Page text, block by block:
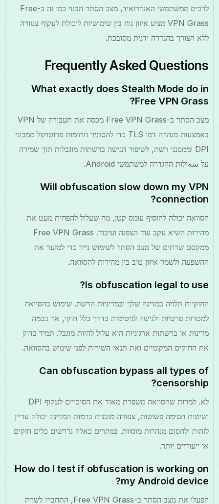
לרבים ממשתמשי האנדרואיד, מצב הסתר הבנוי כמו זה ב-Free
VPN Grass מציע איזון נוח בין שימושיות ליכולת לעקוף צנזורה
ללא הצורך בהגדרה ידנית מסובכת.
Frequently Asked Questions
What exactly does Stealth Mode do in
Free VPN Grass?
מצב הסתר ב-Free VPN Grass מכסה את תעבורה של VPN
באמצעות מנהרה דמו TLS כדי להסתיר חתימות פרוטוקול ממכוני
DPI וממסנני רשת, לשיפור הגישה ברשתות מוגבלות תוך שמירה
על سهילות ההגדרה למשתמשי Android.
Will obfuscation slow down my VPN
connection?
הסוואה יכולה להוסיף עומס קטן, מה שעלול להפחית מעט את
מהירות השיא עקב עוד הצפנה ועיבוד. Free VPN Grass
ממקסם שרתים של מצב הסתר לשימוש נייד כדי למזער את
ההשפעה ולשמר איזון טוב בין מהירות להסוואה.
Is obfuscation legal to use?
החוקיות תלויה במדינה שלך ובמדיניות הרשת. שימוש בהסוואה
למטרות פרטיות ולגישה לגיטימית בדרך כלל חוקי, אך בכמה
מדינות או ברשתות ארגוניות הוא עלול להיות מוגבל. תמיד בדוק
את החוקים המקומיים ואת תנאי השירות לפני שימוש בהסוואה.
Can obfuscation bypass all types of
censorship?
לא. למרות שהסוואה משפרת מאוד את הסיכויים לעקוף DPI
ושיטות חסימה פשוטות, צנזורה מובנית ברמות המדינה יכולה עדיין
לזהות ולחסום מנהרות מוסוות. במקרים כאלה נדרשים כלים חזקים
או ייעודיים יותר.
How do I test if obfuscation is working on
my Android device?
הפעלו את מצב הסתר ב-Free VPN Grass, התחברו לשרת